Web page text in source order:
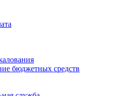
бюджетных средств